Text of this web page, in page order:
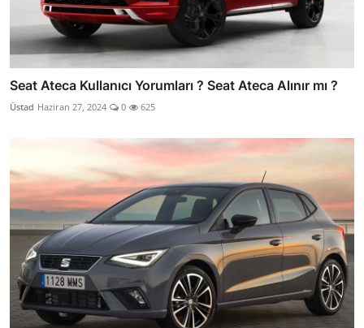
Seat Ateca Kullanıcı Yorumları ? Seat Ateca Alınır mı ?
Üstad Haziran 27, 2024 0 625